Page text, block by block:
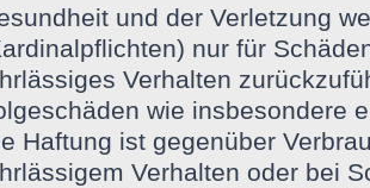
und der Verletzung
nur für
Verhalten
wie insbesondere
Haftung ist gegenüber
Verhalten oder bei